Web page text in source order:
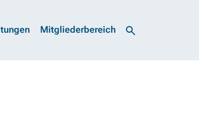
Mitgliederbereich